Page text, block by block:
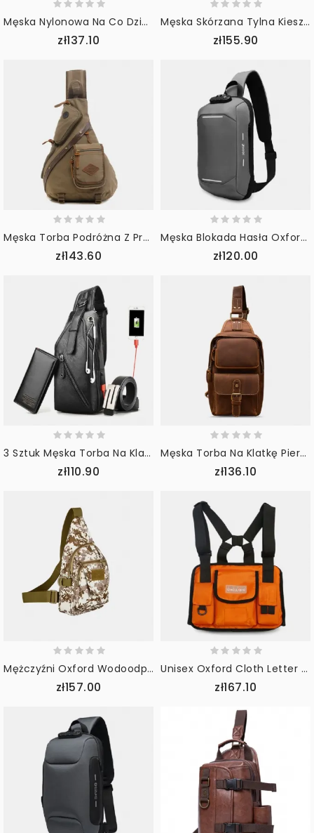
Męska Nylonowa Na Co Dzień Sportowa Torba Na Klatkę Piersiową W Jednolitym Kolorze
zł137.10
Męska Skórzana Tylna Kieszeń Na Zamek Błyskawiczny Z Kieszenią Na Klatkę Piersiową Moda Casual Odporna Na Zużycie Torba Crossbody Torba Na Ramię
zł155.90
Męska Torba Podróżna Z Prawdziwej Skóry I Płótna Podróżna Torba Na Klatkę Piersiową Z Wieloma Kieszeniami
zł143.60
Męska Blokada Hasła Oxford Anti-Theft Odblaskowy Pasek Design Wodoodporna Torba Z Wieloma Kieszeniami Crossbody Sling Bag Torba Na Klatkę Piersiową
zł120.00
3 Sztuk Męska Torba Na Klatkę Piersiową Zestaw Pasków Na Co Dzień Wielofunkcyjna Torba Na Klatkę Piersiowa Odporna Na Zużycie Torba Na Ramię Crossbody Zestaw Podarunkowy
zł110.90
Męska Torba Na Klatkę Piersiową Z Wieloma Kieszeniami Ze Skóry Pu Retro O Dużej Pojemności Antykradzieżowe Torby Na Ramię Crossbody
zł136.10
Mężczyźni Oxford Wodoodporna Torba Z Wieloma Kieszeniami Tactical Sling Torba Przez Ramię Torba Na Klatkę Piersiową Sling Bag
zł157.00
Unisex Oxford Cloth Letter Pattern Multi-Pocket Tactical Bag Torba Na Klatkę Piersiową Plecak
zł167.10